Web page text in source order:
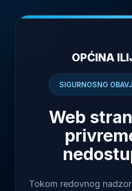
OPĆINA
SIGURNOSNO
Web
Tokom redovnog